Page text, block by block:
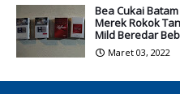
Bea Cukai
Merek Rokok
Mild Beredar
Maret 03, 2022